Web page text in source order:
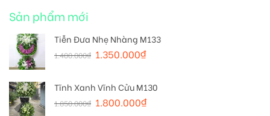
Sản phẩm mới
Tiễn Đưa Nhẹ Nhàng M133
1.400.000₫ 1.350.000₫
Tĩnh Xanh Vĩnh Cửu M130
1.850.000₫ 1.800.000₫